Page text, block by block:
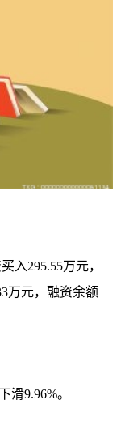
入295.55万元，
万元，融资余额
滑9.96%。